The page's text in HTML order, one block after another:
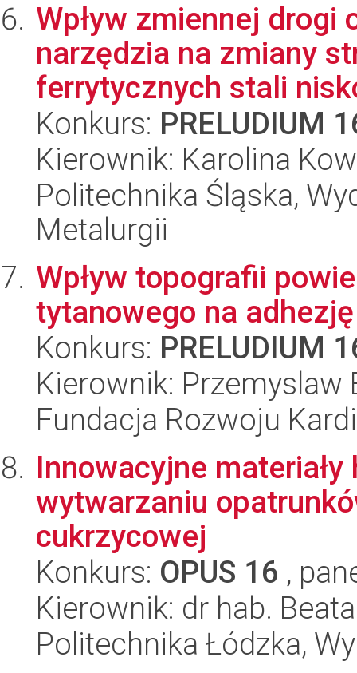
Wpływ zmiennej drogi
narzędzia na zmiany
ferrytycznych stali
Konkurs: PRELUDIUM
Kierownik: Karolina
Politechnika Śląska,
Metalurgii
Wpływ topografii
tytanowego na
Konkurs: PRELUDIUM
Kierownik: Przemyslaw
Fundacja Rozwoju
Innowacyjne
wytwarzaniu
cukrzycowej
Konkurs: OPUS 16 ,
Kierownik: dr hab.
Politechnika Łódzka,